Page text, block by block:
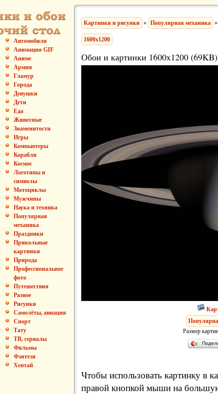
Автомобили
Анимация GIF
Аниме
Армия
Гламур
Города
Девушки
Дети
Еда
Животные
Знаменитости
Игры
Компьютеры
Корабли
Космос
Логотипы и
символы
Мотоциклы
Мужчины
Наука и техника
Популярная
механика
Праздники
Прикольные
картинки
Природа
Профессиональное
фото
Путешествия
Разное
Рисунки
Самолёты, авиация
Спорт
Тату
ТВ, сериалы
Фильмы
Фэнтези
Хентай
Картинки и рисунки » Популярная механика
1600x1200
Обои и картинки 1600x1200 (69KB)
Размер
Чтобы использовать картинку в
правой кнопкой мыши на